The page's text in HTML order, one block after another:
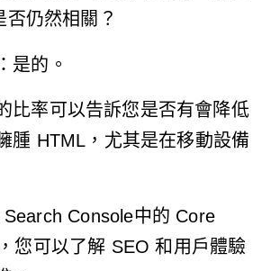
否仍然相關？
是的。
比率可以告訴您是否有會降低
腫 HTML，尤其是在移動設備
Console中的 Core
您可以了解 SEO 和用戶體驗